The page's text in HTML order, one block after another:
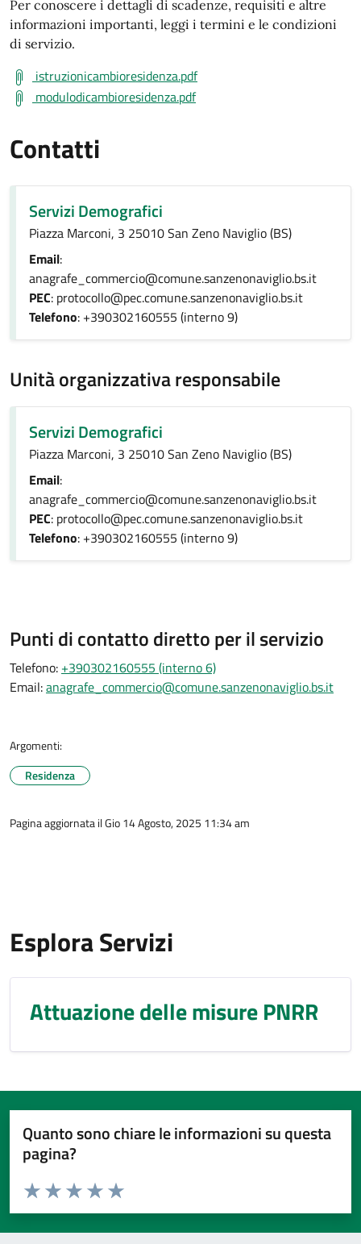
Per conoscere i dettagli di scadenze, requisiti e altre
informazioni importanti, leggi i termini e le condizioni
di servizio.
istruzionicambioresidenza.pdf
modulodicambioresidenza.pdf
Contatti
Servizi Demografici
Piazza Marconi, 3 25010 San Zeno Naviglio (BS)
Email:
anagrafe_commercio@comune.sanzenonaviglio.bs.it
PEC: protocollo@pec.comune.sanzenonaviglio.bs.it
Telefono: +390302160555 (interno 9)
Unità organizzativa responsabile
Servizi Demografici
Piazza Marconi, 3 25010 San Zeno Naviglio (BS)
Email:
anagrafe_commercio@comune.sanzenonaviglio.bs.it
PEC: protocollo@pec.comune.sanzenonaviglio.bs.it
Telefono: +390302160555 (interno 9)
Punti di contatto diretto per il servizio
Telefono: +390302160555 (interno 6)
Email:anagrafe_commercio@comune.sanzenonaviglio.bs.it
Argomenti:
Residenza
Pagina aggiornata il Gio 14 Agosto, 2025 11:34 am
Esplora Servizi
Attuazione delle misure PNRR
Quanto sono chiare le informazioni su questa
pagina?
Valuta da 1 a 5 stelle la pagina
Valuta 5 stelle su 5
Valuta 4 stelle su 5
Valuta 3 stelle su 5
Valuta 2 stelle su 5
Valuta 1 stelle su 5